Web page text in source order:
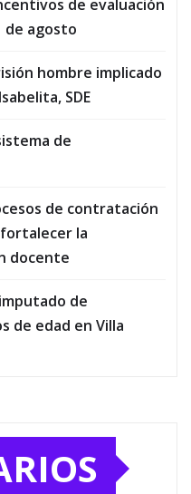
de evaluación
de agosto
hombre implicado
SDE
de
de contratación
la
docente
de
de edad en Villa